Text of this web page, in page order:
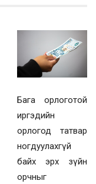
Бага орлоготой
иргэдийн
орлогод татвар
ногдуулахгүй
байх эрх зүйн
орчныг